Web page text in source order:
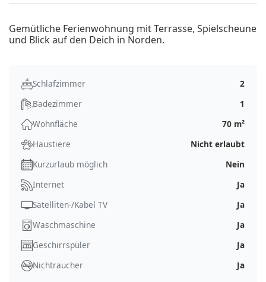
Gemütliche Ferienwohnung mit Terrasse, Spielscheune
und Blick auf den Deich in Norden.
Schlafzimmer
2
Badezimmer
1
Wohnfläche
70 m²
Haustiere
Nicht erlaubt
Kurzurlaub möglich
Nein
Internet
Ja
Satelliten-/Kabel TV
Ja
Waschmaschine
Ja
Geschirrspüler
Ja
Nichtraucher
Ja